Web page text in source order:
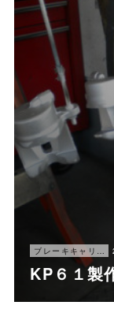
ブレーキキャリパー オーバーホール
KP６１製